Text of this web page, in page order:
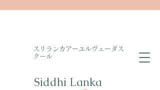
​スリランカアーユルヴェーダス
クール
Siddhi Lanka​